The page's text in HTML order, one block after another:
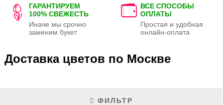
ГАРАНТИРУЕМ
100% СВЕЖЕСТЬ
Иначе мы срочно
заменим букет
ВСЕ СПОСОБЫ
ОПЛАТЫ
Простая и удобная
онлайн-оплата
Доставка цветов по Москве
ФИЛЬТР